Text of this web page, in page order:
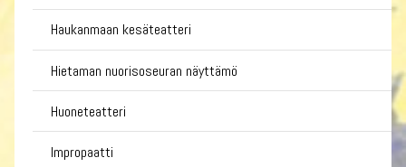
Haukanmaan kesäteatteri
Hietaman nuorisoseuran näyttämö
Huoneteatteri
Impropaatti